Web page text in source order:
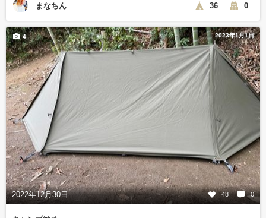
まなちん 36 0
2023年1月1日
2022年12月30日 48 0
4